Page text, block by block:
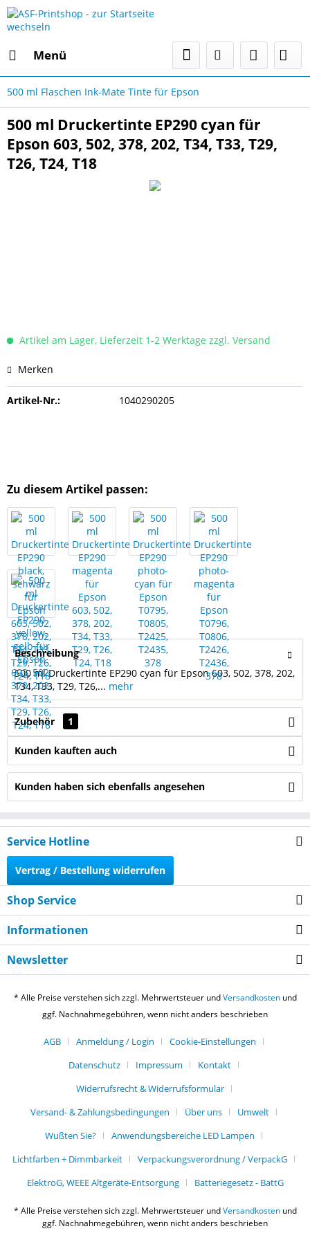
Menü
500 ml Flaschen Ink-Mate Tinte für Epson
500 ml Druckertinte EP290 cyan für
Epson 603, 502, 378, 202, T34, T33, T29,
T26, T24, T18
Artikel am Lager, Lieferzeit 1-2 Werktage zzgl. Versand
Merken
Artikel-Nr.: 1040290205
Zu diesem Artikel passen:
Beschreibung
500 ml Druckertinte EP290 cyan für Epson 603, 502, 378, 202,
T34, T33, T29, T26,... mehr
Zubehör 1
Kunden kauften auch
Kunden haben sich ebenfalls angesehen
Service Hotline
Vertrag / Bestellung widerrufen
Shop Service
Informationen
Newsletter
* Alle Preise verstehen sich zzgl. Mehrwertsteuer undVersandkostenund
ggf. Nachnahmegebühren, wenn nicht anders beschrieben
AGB Anmeldung / Login
Cookie-Einstellungen
Datenschutz
Impressum
Kontakt
Widerrufsrecht & Widerrufsformular
Versand- & Zahlungsbedingungen
Über uns
Umwelt
Wußten Sie?
Anwendungsbereiche LED Lampen
Lichtfarben + Dimmbarkeit
Verpackungsverordnung / VerpackG
ElektroG, WEEE Altgeräte-Entsorgung
Batteriegesetz - BattG
* Alle Preise verstehen sich zzgl. Mehrwertsteuer undVersandkostenund
ggf. Nachnahmegebühren, wenn nicht anders beschrieben